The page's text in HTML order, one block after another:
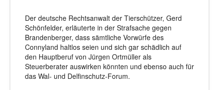
Der deutsche Rechtsanwalt der Tierschützer, Gerd
Schönfelder, erläuterte in der Strafsache gegen
Brandenberger, dass sämtliche Vorwürfe des
Connyland haltlos seien und sich gar schädlich auf
den Hauptberuf von Jürgen Ortmüller als
Steuerberater auswirken könnten und ebenso auch für
das Wal- und Delfinschutz-Forum.